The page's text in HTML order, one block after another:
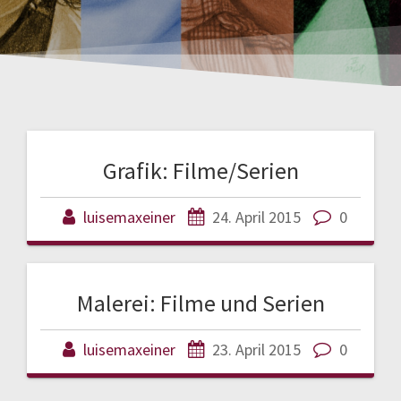
Grafik: Filme/Serien
luisemaxeiner 24. April 2015 0
Malerei: Filme und Serien
luisemaxeiner 23. April 2015 0